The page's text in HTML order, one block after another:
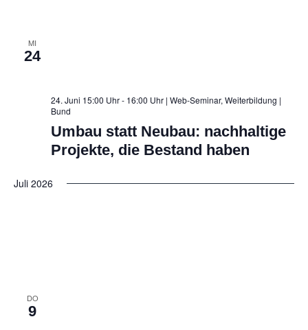
MI
24
24. Juni 15:00 Uhr - 16:00 Uhr | Web-Seminar, Weiterbildung |
Bund
Umbau statt Neubau: nachhaltige
Projekte, die Bestand haben
Juli 2026
DO
9